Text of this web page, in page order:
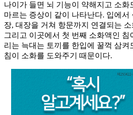
나이가 들면 뇌 기능이 약해지고 소화
마르는 증상이 같이 나타난다. 입에서
장, 대장을 거쳐 항문까지 연결되는
그리고 이곳에서 첫 번째 소화액인 침
리는 늑대는 토끼를 한입에 꿀꺽 삼켜
침이 소화를 도와주기 때문이다.